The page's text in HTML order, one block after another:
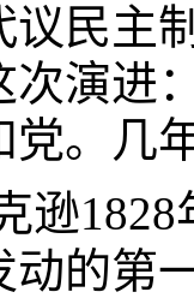
议民主
演进
党。几
逊
动的第